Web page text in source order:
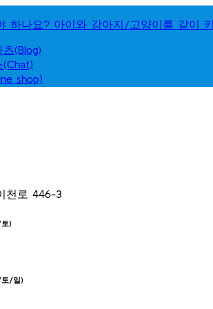
하나요? 아이와 강아지/고양이를 같이
(Blog)
shop)
천로 446-3
)
/일)